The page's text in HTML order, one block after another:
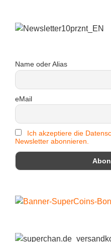
Name oder Alias
eMail
Ich akzeptiere die
Newsletter abonnieren.